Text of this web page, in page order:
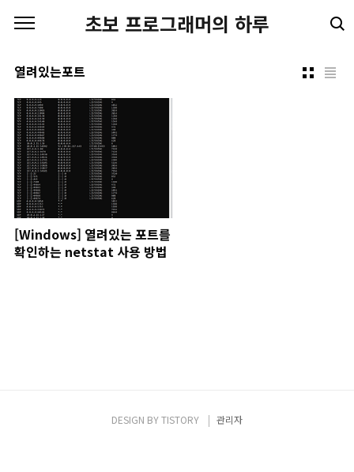
초보 프로그래머의 하루
열려있는포트
[Windows] 열려있는 포트를
확인하는 netstat 사용 방법
DESIGN BYTISTORY 관리자